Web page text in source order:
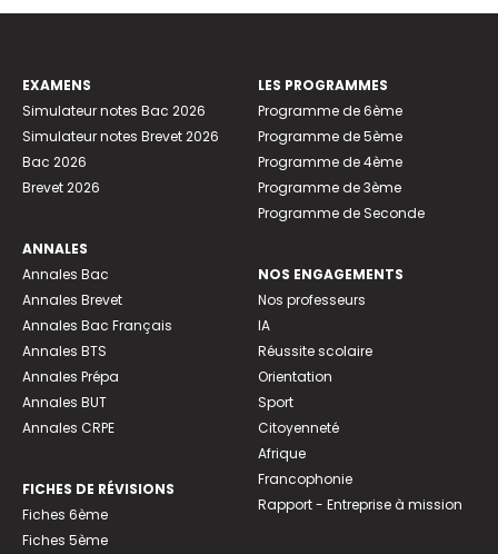
EXAMENS
Simulateur notes Bac 2026
Simulateur notes Brevet 2026
Bac 2026
Brevet 2026
ANNALES
Annales Bac
Annales Brevet
Annales Bac Français
Annales BTS
Annales Prépa
Annales BUT
Annales CRPE
FICHES DE RÉVISIONS
Fiches 6ème
Fiches 5ème
LES PROGRAMMES
Programme de 6ème
Programme de 5ème
Programme de 4ème
Programme de 3ème
Programme de Seconde
NOS ENGAGEMENTS
Nos professeurs
IA
Réussite scolaire
Orientation
Sport
Citoyenneté
Afrique
Francophonie
Rapport - Entreprise à mission